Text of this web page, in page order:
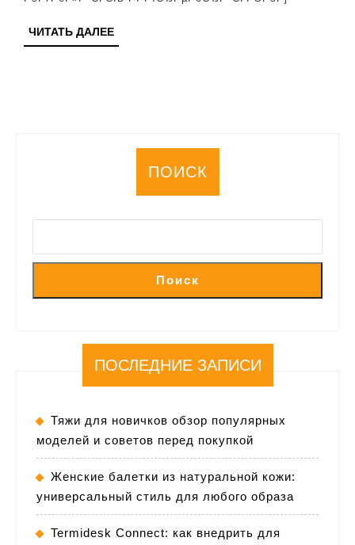
РїРѕСЃР»Рµ
ЧИТАТЬ ДАЛЕЕЧИТАТЬ
ДАЛЕЕ
ПОИСК
Поиск
ПОСЛЕДНИЕ ЗАПИСИ
Тяжи для новичков обзор популярных
моделей и советов перед покупкой
Женские балетки из натуральной кожи:
универсальный стиль для любого образа
Termidesk Connect: как внедрить для